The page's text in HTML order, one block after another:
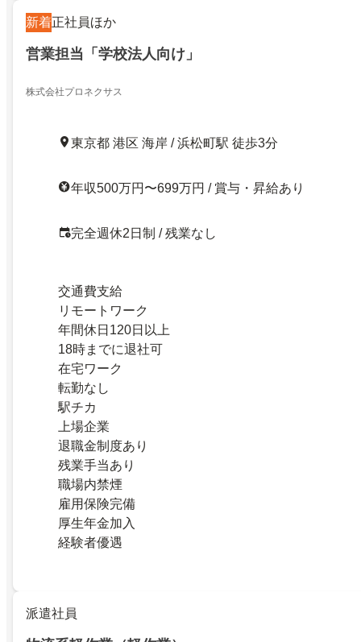
新着正社員ほか
営業担当「学校法人向け」
株式会社プロネクサス
東京都 港区 海岸 / 浜松町駅 徒歩3分
年収500万円〜699万円 / 賞与・昇給あり
完全週休2日制 / 残業なし
交通費支給
リモートワーク
年間休日120日以上
18時までに退社可
在宅ワーク
転勤なし
駅チカ
上場企業
退職金制度あり
残業手当あり
職場内禁煙
雇用保険完備
厚生年金加入
経験者優遇
派遣社員